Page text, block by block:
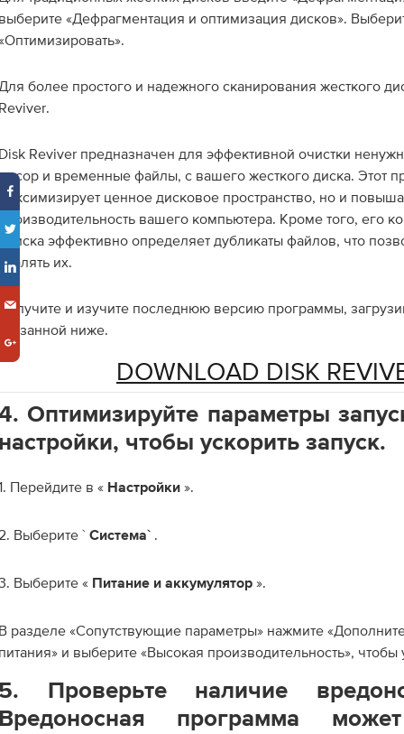
«Дефрагментация и оптимизация дисков».
более простого и надежного сканирования жесткого
Reviver предназначен для эффективной очистки
и временные файлы, с вашего жесткого диска. Этот
ценное дисковое пространство, но и
вашего компьютера. Кроме того, его
эффективно определяет дубликаты файлов, что
их.
и изучите последнюю версию программы,
ниже.
DOWNLOAD DISK
Оптимизируйте параметры
чтобы ускорить запуск.
Перейдите в « Настройки ».
Выберите ` Система` .
Выберите « Питание и аккумулятор ».
разделе «Сопутствующие параметры» нажмите
и выберите «Высокая производительность», чтобы
Проверьте наличие
программа